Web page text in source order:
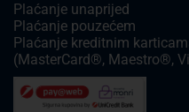
Plaćanje unaprijed
Plaćanje pouzećem
Plaćanje kreditnim
(MasterCard®, Maestro®,